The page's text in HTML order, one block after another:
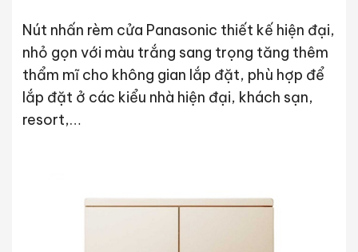
Nút nhấn rèm cửa Panasonic thiết kế hiện đại,
nhỏ gọn với màu trắng sang trọng tăng thêm
thẩm mĩ cho không gian lắp đặt, phù hợp để
lắp đặt ở các kiểu nhà hiện đại, khách sạn,
resort,…